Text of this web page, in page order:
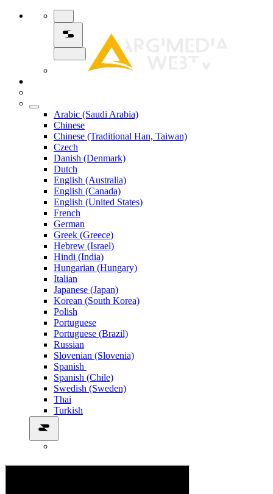
Arabic (Saudi Arabia)
Chinese
Chinese (Traditional Han, Taiwan)
Czech
Danish (Denmark)
Dutch
English (Australia)
English (Canada)
English (United States)
French
German
Greek (Greece)
Hebrew (Israel)
Hindi (India)
Hungarian (Hungary)
Italian
Japanese (Japan)
Korean (South Korea)
Polish
Portuguese
Portuguese (Brazil)
Russian
Slovenian (Slovenia)
Spanish
Spanish (Chile)
Swedish (Sweden)
Thai
Turkish